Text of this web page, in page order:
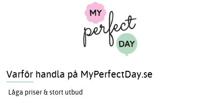
Varför handla på MyPerfectDay.se
Låga priser & stort utbud